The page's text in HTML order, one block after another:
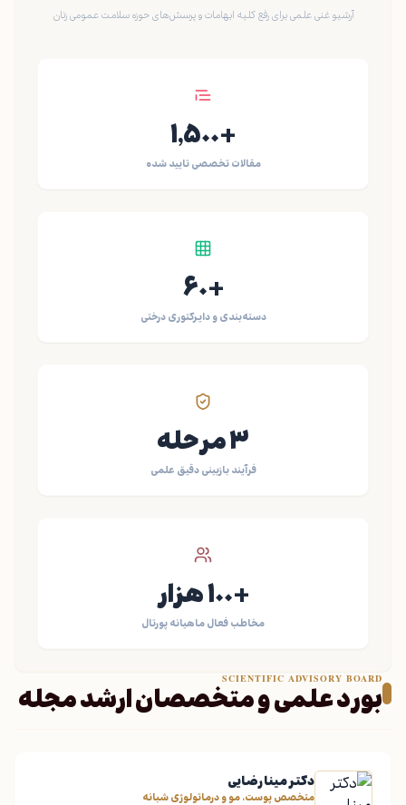
آرشیو غنی علمی برای رفع کلیه ابهامات و پرسش‌های حوزه سلامت عمومی زنان
+۱,۵۰۰
مقالات تخصصی تایید شده
+۶۰
دسته‌بندی و دایرکتوری درختی
۳ مرحله
فرآیند بازبینی دقیق علمی
+۱۰۰ هزار
مخاطب فعال ماهیانه پورتال
SCIENTIFIC ADVISORY BOARD
بورد علمی و متخصصان ارشد مجله
دکتر مینا رضایی
متخصص پوست، مو و درماتولوژی شبانه